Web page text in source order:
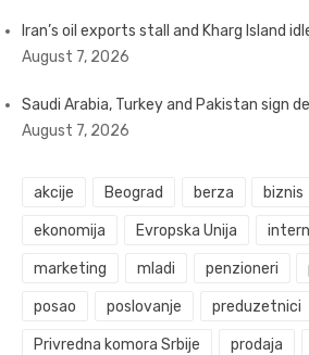
Iran’s oil exports stall and Kharg Island
August 7, 2026
Saudi Arabia, Turkey and Pakistan sign
August 7, 2026
akcije Beograd berza biznis
ekonomija Evropska Unija
marketing mladi penzioneri
posao poslovanje preduzetnici
Privredna komora Srbije prodaja